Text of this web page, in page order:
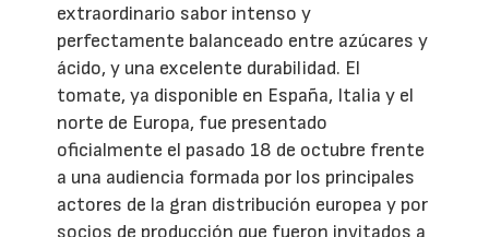
extraordinario sabor intenso y
perfectamente balanceado entre azúcares y
ácido, y una excelente durabilidad. El
tomate, ya disponible en España, Italia y el
norte de Europa, fue presentado
oficialmente el pasado 18 de octubre frente
a una audiencia formada por los principales
actores de la gran distribución europea y por